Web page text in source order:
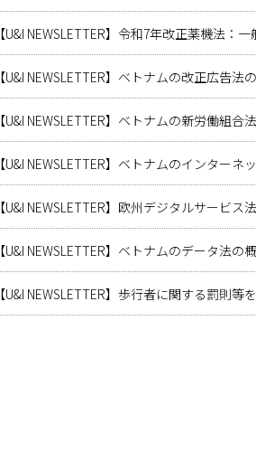
【U&I NEWSLETTER】令和7年改正薬機法：
【U&I NEWSLETTER】ベトナムの改正広告法
【U&I NEWSLETTER】ベトナムの新労働組合
【U&I NEWSLETTER】ベトナムのインター
【U&I NEWSLETTER】欧州デジタルサービ
【U&I NEWSLETTER】ベトナムのデータ法の
【U&I NEWSLETTER】歩行者に関する罰則